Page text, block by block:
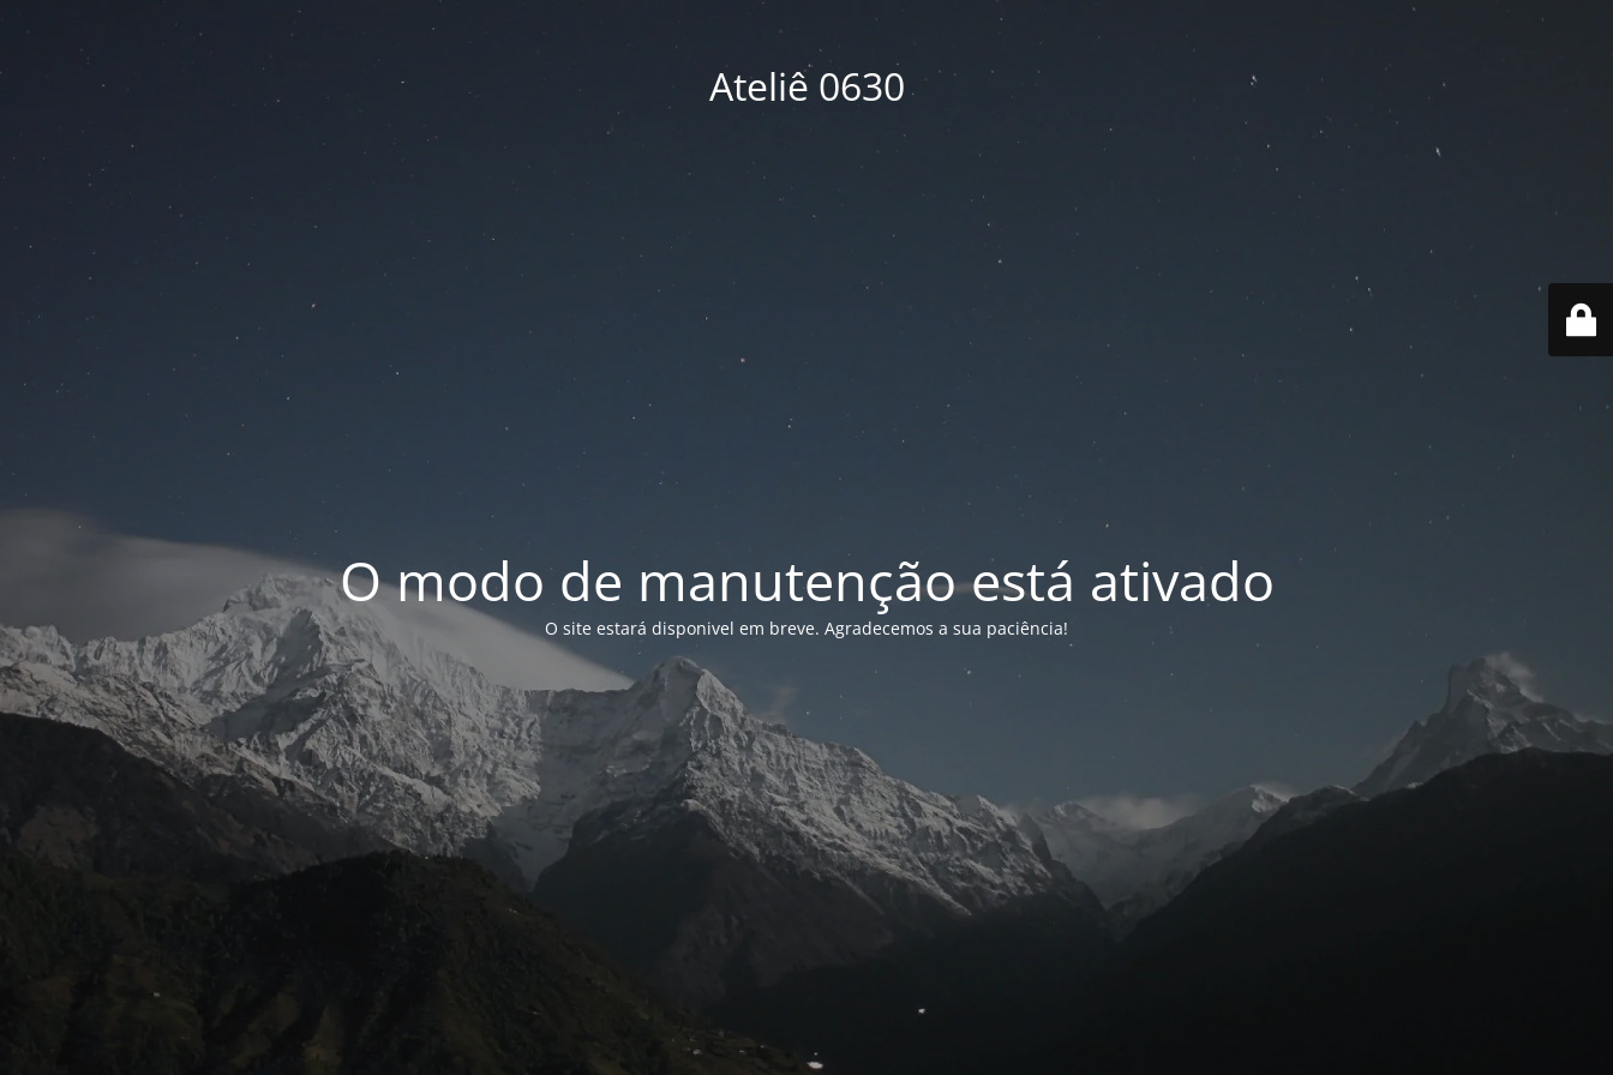
Ateliê 0630
O modo de manutenção está ativado
O site estará disponivel em breve. Agradecemos a sua paciência!